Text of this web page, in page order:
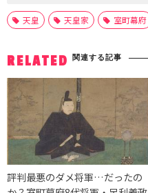
天皇 天皇家 室町幕府
RELATED 関連する記事
評判最悪のダメ将軍…だったの